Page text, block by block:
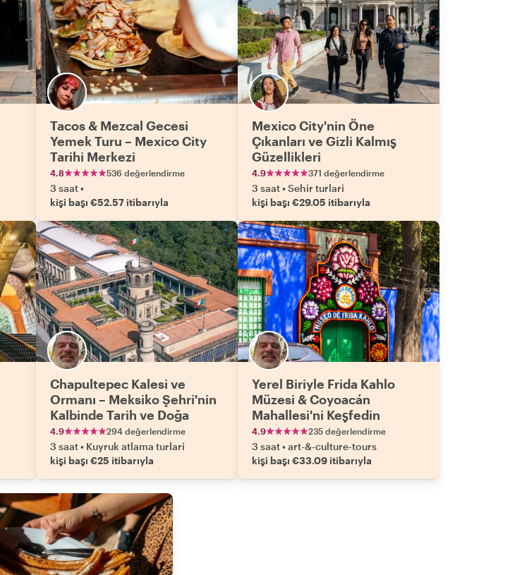
Tacos & Mezcal Gecesi
Yemek Turu – Mexico City
Tarihi Merkezi
4.8 536 değerlendirme
3 saat•
kişi başı €52.57 itibarıyla
Mexico City'nin Öne
Çıkanları ve Gizli Kalmış
Güzellikleri
4.9 371 değerlendirme
3 saat•Sehir turlari
kişi başı €29.05 itibarıyla
Chapultepec Kalesi ve
Ormanı – Meksiko Şehri'nin
Kalbinde Tarih ve Doğa
4.9 294 değerlendirme
3 saat• Kuyruk atlama turlari
kişi başı €25 itibarıyla
Yerel Biriyle Frida Kahlo
Müzesi & Coyoacán
Mahallesi'ni Keşfedin
4.9 235 değerlendirme
3 saat•art-&-culture-tours
kişi başı €33.09 itibarıyla